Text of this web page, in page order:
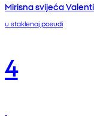
Mirisna svijeća
u staklenoj posudi
4